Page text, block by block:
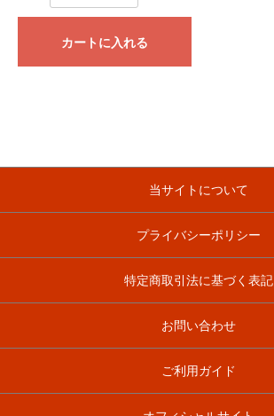
カートに入れる
当サイトについて
プライバシーポリシー
特定商取引法に基づく表記
お問い合わせ
ご利用ガイド